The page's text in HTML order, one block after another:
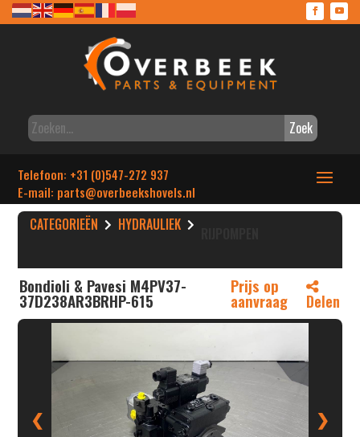
Zoek
Telefoon: +31 (0)547-272 937
E-mail: parts@overbeekshovels.nl
CATEGORIEËN HYDRAULIEK
Bondioli & Pavesi M4PV37-
37D238AR3BRHP-615
Prijs op
aanvraag Delen
❮ ❯